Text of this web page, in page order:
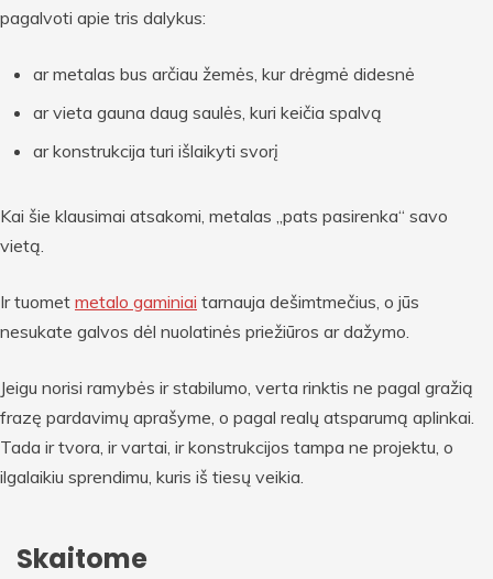
pagalvoti apie tris dalykus:
ar metalas bus arčiau žemės, kur drėgmė didesnė
ar vieta gauna daug saulės, kuri keičia spalvą
ar konstrukcija turi išlaikyti svorį
Kai šie klausimai atsakomi, metalas „pats pasirenka“ savo
vietą.
Ir tuomet metalo gaminiai tarnauja dešimtmečius, o jūs
nesukate galvos dėl nuolatinės priežiūros ar dažymo.
Jeigu norisi ramybės ir stabilumo, verta rinktis ne pagal gražią
frazę pardavimų aprašyme, o pagal realų atsparumą aplinkai.
Tada ir tvora, ir vartai, ir konstrukcijos tampa ne projektu, o
ilgalaikiu sprendimu, kuris iš tiesų veikia.
Skaitome